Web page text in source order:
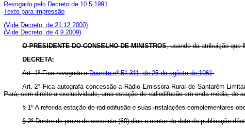
Revogado pelo Decreto de 10.5.1991
Texto para impressão
(Vide Decreto, de 21.12.2000)
(Vide Decreto, de 4.9.2009)
O PRESIDENTE DO CONSELHO DE MINISTROS, usando da atribuição que
DECRETA:
Art. 1º Fica revogado oDecreto nº 51.311, de 25 de agôsto de 1961.
Art. 2º Fica autografa concessão a Rádio Emissora Rural de Santarém
Pará, sem direito a exclusividade, uma estação de radiodifusão em onda média,
§ 1º A referida estação de radiodifusão e suas instalações complementares
§ 2º Dentro do prazo de sessenta (60) dias a contar da data da publicação